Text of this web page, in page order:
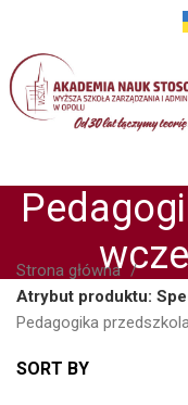
Strona główna
Atrybut produktu:
Pedagogika
SORT BY